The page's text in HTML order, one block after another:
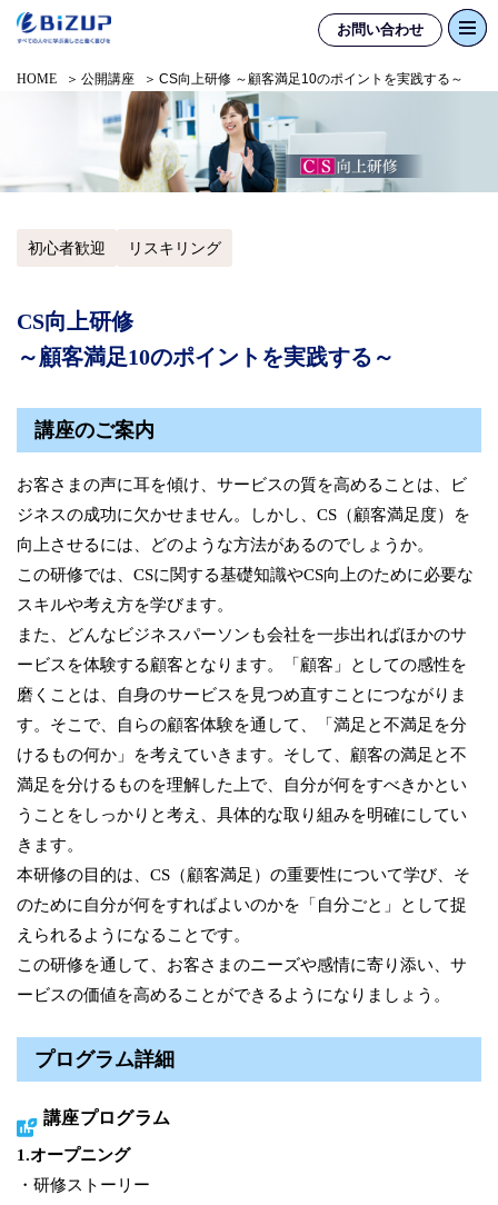
お問い合わせ
HOME 公開講座 CS向上研修 ～顧客満足10のポイントを実践する～
初心者歓迎 リスキリング
CS向上研修
～顧客満足10のポイントを実践する～
講座のご案内
お客さまの声に耳を傾け、サービスの質を高めることは、ビ
ジネスの成功に欠かせません。しかし、CS（顧客満足度）を
向上させるには、どのような方法があるのでしょうか。
この研修では、CSに関する基礎知識やCS向上のために必要な
スキルや考え方を学びます。
また、どんなビジネスパーソンも会社を一歩出ればほかのサ
ービスを体験する顧客となります。「顧客」としての感性を
磨くことは、自身のサービスを見つめ直すことにつながりま
す。そこで、自らの顧客体験を通して、「満足と不満足を分
けるもの何か」を考えていきます。そして、顧客の満足と不
満足を分けるものを理解した上で、自分が何をすべきかとい
うことをしっかりと考え、具体的な取り組みを明確にしてい
きます。
本研修の目的は、CS（顧客満足）の重要性について学び、そ
のために自分が何をすればよいのかを「自分ごと」として捉
えられるようになることです。
この研修を通して、お客さまのニーズや感情に寄り添い、サ
ービスの価値を高めることができるようになりましょう。
プログラム詳細
講座プログラム
1.オープニング
・研修ストーリー